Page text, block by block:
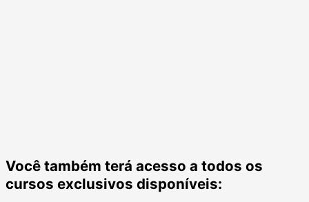
Você também terá acesso a todos os
cursos exclusivos disponíveis: